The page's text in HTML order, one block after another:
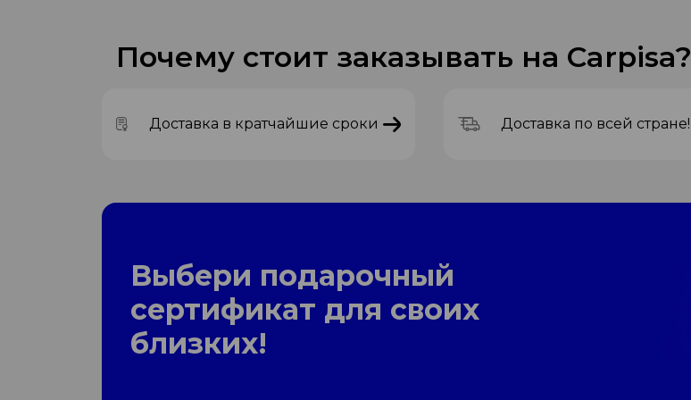
Почему стоит заказывать на Carpisa?
Доставка в кратчайшие сроки Доставка по всей стране!
Выбери подарочный
сертификат для своих
близких!